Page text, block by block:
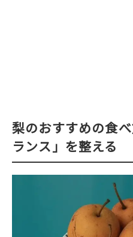
梨のおすすめの食
ランス」を整える